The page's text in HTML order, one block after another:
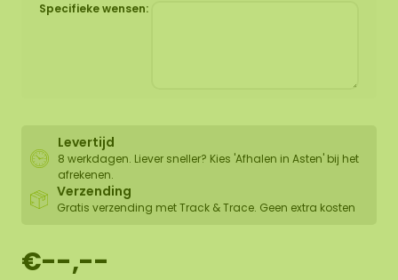
Specifieke wensen:
Levertijd
8 werkdagen. Liever sneller? Kies 'Afhalen in Asten' bij het
afrekenen.
Verzending
Gratis verzending met Track & Trace. Geen extra kosten
€--,--